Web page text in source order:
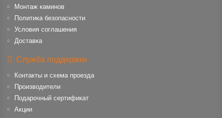
Монтаж каминов
Политика безопасности
Условия соглашения
Доставка
Служба поддержки
Контакты и схема проезда
Производители
Подарочный сертификат
Акции